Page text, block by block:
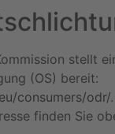
stellt
(OS) bereit:
consumers/odr/.
finden Sie